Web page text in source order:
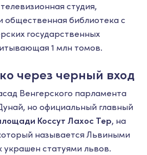
студия,
общественная библиотека с
государственных
1 млн томов.
через черный вход
Венгерского парламента
но официальный главный
Коссут Лахос Тер, на
называется Львиными
украшен статуями львов.